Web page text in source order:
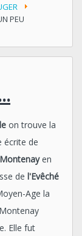
PEU
on trouve la
écrite de
Montenayen
de l'Evêché
Age la
Elle fut